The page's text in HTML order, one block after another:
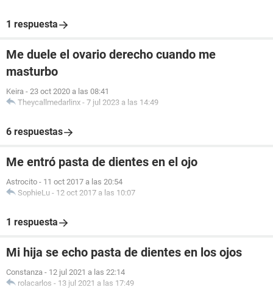
1 respuesta
Me duele el ovario derecho cuando me
masturbo
Keira - 23 oct 2020 a las 08:41
Theycallmedarlinx - 7 jul 2023 a las 14:49
6 respuestas
Me entró pasta de dientes en el ojo
Astrocito - 11 oct 2017 a las 20:54
SophieLu - 12 oct 2017 a las 10:07
1 respuesta
Mi hija se echo pasta de dientes en los ojos
Constanza - 12 jul 2021 a las 22:14
rolacarlos - 13 jul 2021 a las 17:49